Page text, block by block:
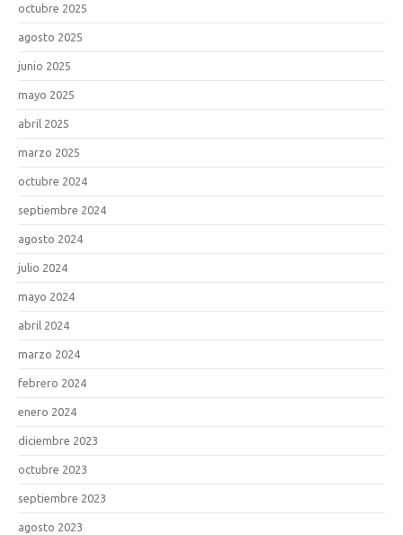
octubre 2025
agosto 2025
junio 2025
mayo 2025
abril 2025
marzo 2025
octubre 2024
septiembre 2024
agosto 2024
julio 2024
mayo 2024
abril 2024
marzo 2024
febrero 2024
enero 2024
diciembre 2023
octubre 2023
septiembre 2023
agosto 2023